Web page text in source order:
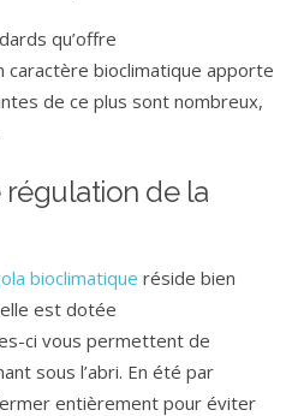
qu’offre
caractère bioclimatique apporte
de ce plus sont nombreux,
de la
bioclimatique réside bien
est dotée
ci vous permettent de
sous l’abri. En été par
entièrement pour éviter